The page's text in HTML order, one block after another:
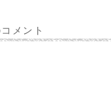
メント